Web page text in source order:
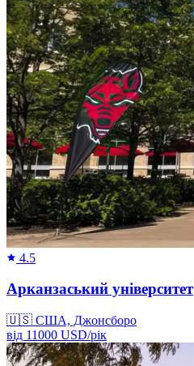
4.5
Арканзаський університет
🇺🇸 США, Джонсборо
від 11000 USD/рік